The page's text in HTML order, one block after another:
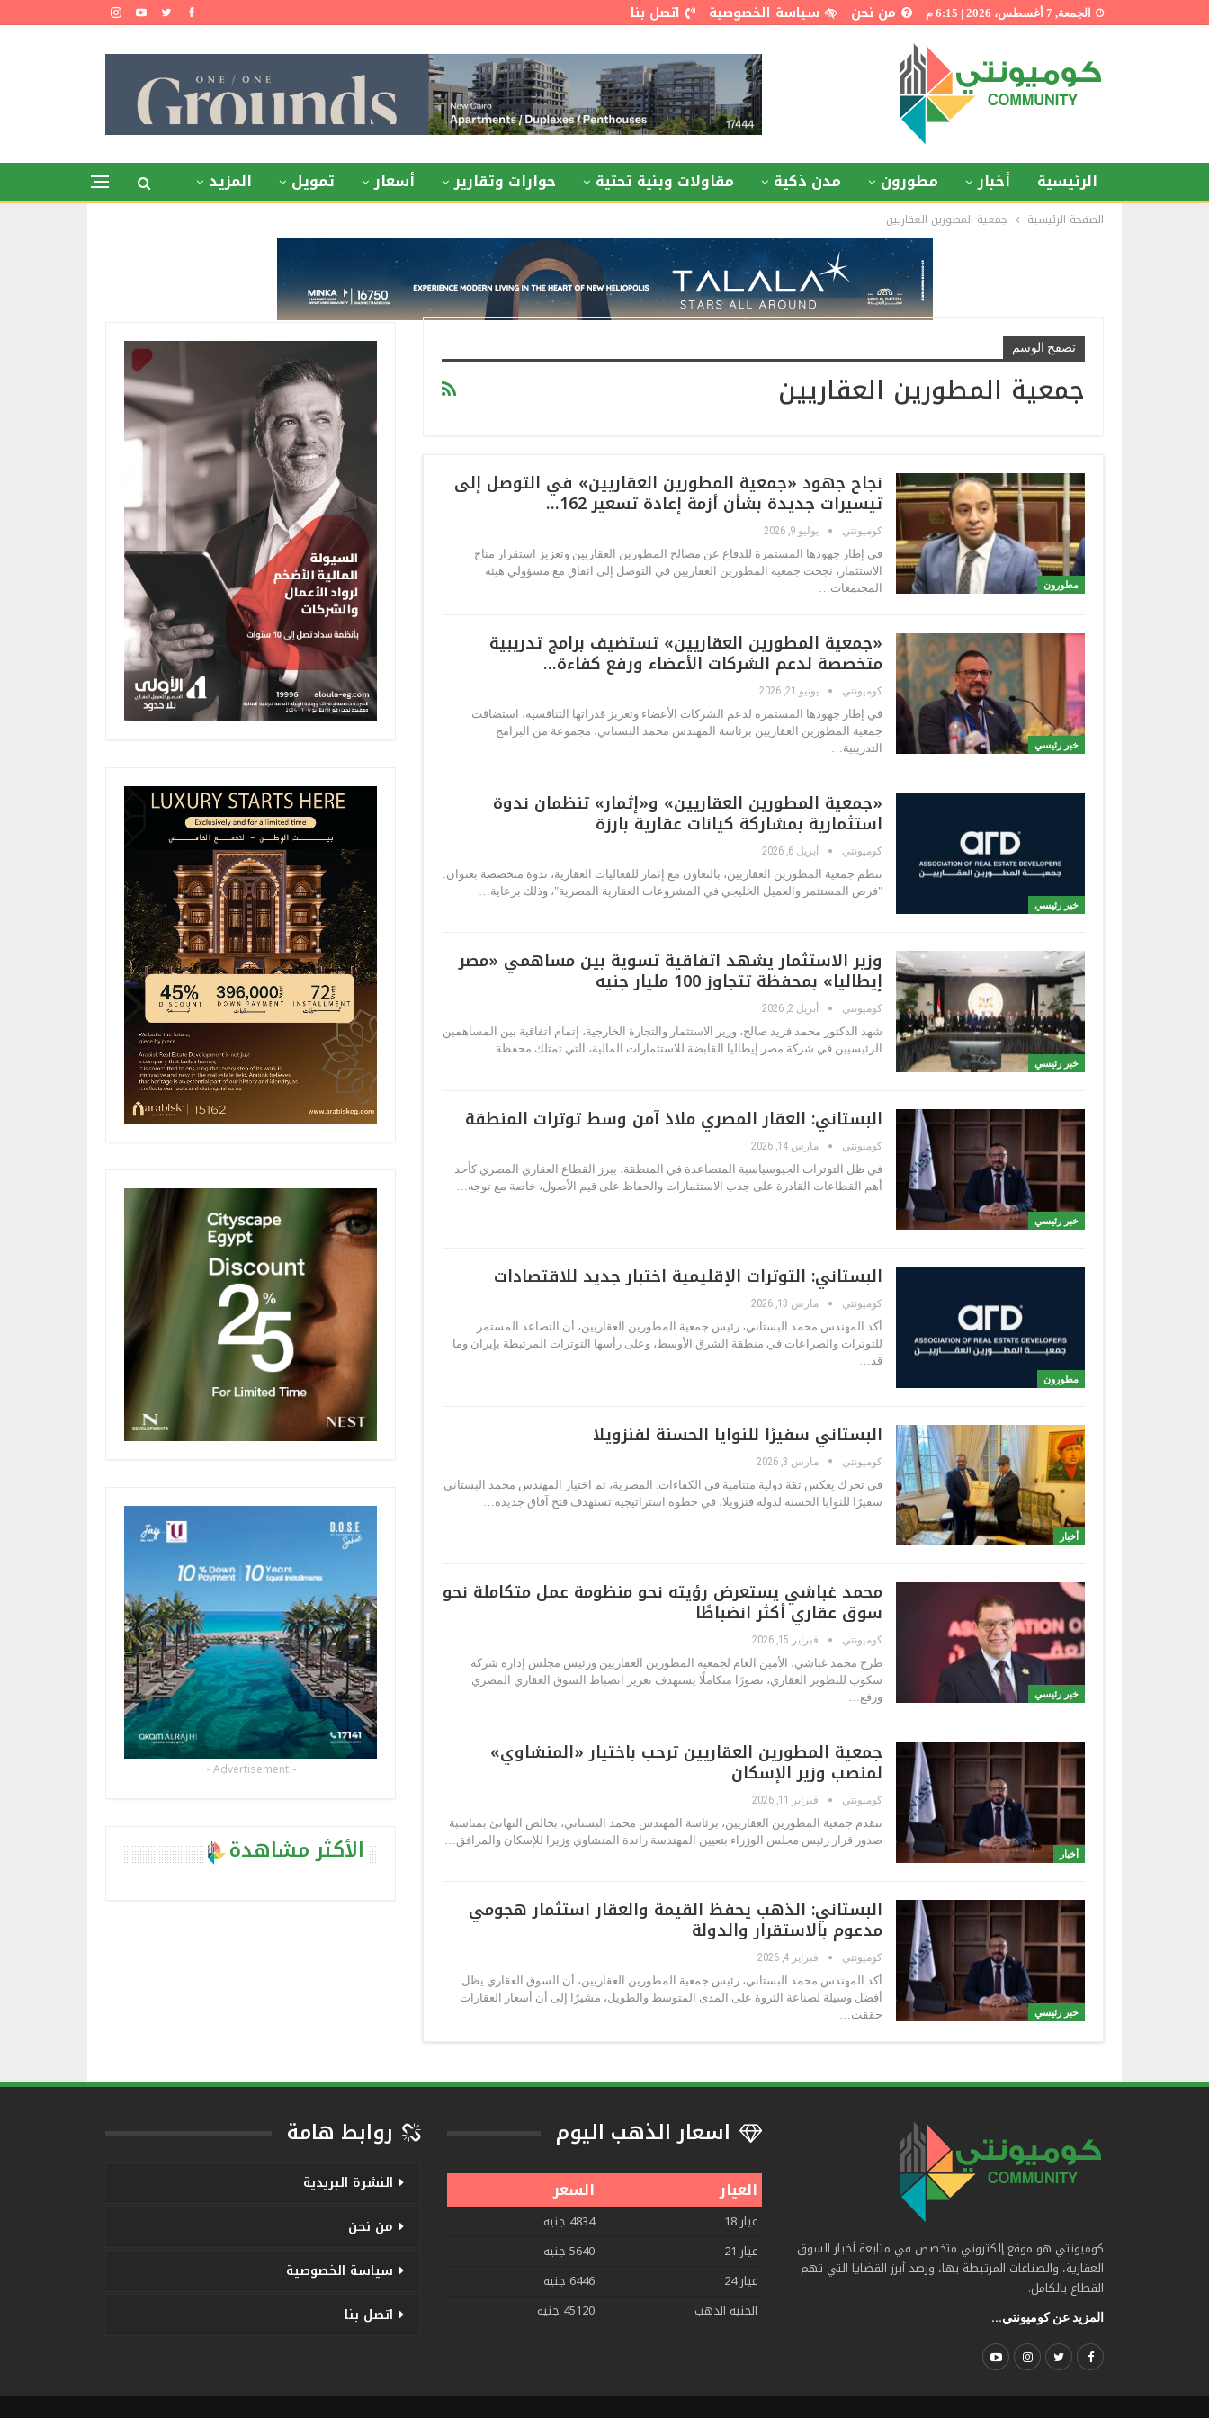
الجمعة, 7 أغسطس، 2026 | 6:15 م من نحن سياسة الخصوصية اتصل بنا
الرئيسية أخبار مطورون مدن ذكية مقاولات وبنية تحتية حوارات وتقارير أسعار تمويل المزيد
الصفحة الرئيسية جمعية المطورين العقاريين
تصفح الوسم
جمعية المطورين العقاريين
مطورون
نجاح جهود «جمعية المطورين العقاريين» في التوصل إلى
تيسيرات جديدة بشأن أزمة إعادة تسعير 162…
كوميونتي يوليو 9, 2026
في إطار جهودها المستمرة للدفاع عن مصالح المطورين العقاريين وتعزيز استقرار مناخ
الاستثمار، نجحت جمعية المطورين العقاريين في التوصل إلى اتفاق مع مسؤولي هيئة
المجتمعات…
خبر رئيسي
«جمعية المطورين العقاريين» تستضيف برامج تدريبية
متخصصة لدعم الشركات الأعضاء ورفع كفاءة…
كوميونتي يونيو 21, 2026
في إطار جهودها المستمرة لدعم الشركات الأعضاء وتعزيز قدراتها التنافسية، استضافت
جمعية المطورين العقاريين برئاسة المهندس محمد البستاني، مجموعة من البرامج
التدريبية…
خبر رئيسي
«جمعية المطورين العقاريين» و«إثمار» تنظمان ندوة
استثمارية بمشاركة كيانات عقارية بارزة
كوميونتي أبريل 6, 2026
تنظم جمعية المطورين العقاريين، بالتعاون مع إثمار للفعاليات العقارية، ندوة متخصصة بعنوان:
"فرص المستثمر والعميل الخليجي في المشروعات العقارية المصرية"، وذلك برعاية…
خبر رئيسي
وزير الاستثمار يشهد اتفاقية تسوية بين مساهمي «مصر
إيطاليا» بمحفظة تتجاوز 100 مليار جنيه
كوميونتي أبريل 2, 2026
شهد الدكتور محمد فريد صالح، وزير الاستثمار والتجارة الخارجية، إتمام اتفاقية بين المساهمين
الرئيسيين في شركة مصر إيطاليا القابضة للاستثمارات المالية، التي تمتلك محفظة…
خبر رئيسي
البستاني: العقار المصري ملاذ آمن وسط توترات المنطقة
كوميونتي مارس 14, 2026
في ظل التوترات الجيوسياسية المتصاعدة في المنطقة، يبرز القطاع العقاري المصري كأحد
أهم القطاعات القادرة على جذب الاستثمارات والحفاظ على قيم الأصول، خاصة مع توجه…
مطورون
البستاني: التوترات الإقليمية اختبار جديد للاقتصادات
كوميونتي مارس 13, 2026
أكد المهندس محمد البستاني، رئيس جمعية المطورين العقاريين، أن التصاعد المستمر
للتوترات والصراعات في منطقة الشرق الأوسط، وعلى رأسها التوترات المرتبطة بإيران وما
قد…
أخبار
البستاني سفيرًا للنوايا الحسنة لفنزويلا
كوميونتي مارس 3, 2026
في تحرك يعكس ثقة دولية متنامية في الكفاءات. المصرية، تم اختيار المهندس محمد البستاني
سفيرًا للنوايا الحسنة لدولة فنزويلا، في خطوة استراتيجية تستهدف فتح آفاق جديدة…
خبر رئيسي
محمد غباشي يستعرض رؤيته نحو منظومة عمل متكاملة نحو
سوق عقاري أكثر انضباطًا
كوميونتي فبراير 15, 2026
طرح محمد غباشي، الأمين العام لجمعية المطورين العقاريين ورئيس مجلس إدارة شركة
سكوب للتطوير العقاري، تصورًا متكاملًا يستهدف تعزيز انضباط السوق العقاري المصري
ورفع…
أخبار
جمعية المطورين العقاريين ترحب باختيار «المنشاوي»
لمنصب وزير الإسكان
كوميونتي فبراير 11, 2026
تتقدم جمعية المطورين العقاريين، برئاسة المهندس محمد البستاني، بخالص التهانئ بمناسبة
صدور قرار رئيس مجلس الوزراء بتعيين المهندسة راندة المنشاوي وزيرا للإسكان والمرافق…
خبر رئيسي
البستاني: الذهب يحفظ القيمة والعقار استثمار هجومي
مدعوم بالاستقرار والدولة
كوميونتي فبراير 4, 2026
أكد المهندس محمد البستاني، رئيس جمعية المطورين العقاريين، أن السوق العقاري يظل
أفضل وسيلة لصناعة الثروة على المدى المتوسط والطويل، مشيرًا إلى أن أسعار العقارات
حققت…
- Advertisement -
الأكثر مشاهدة
كوميونتي هو موقع إلكتروني متخصص في متابعة أخبار السوق
العقارية، والصناعات المرتبطة بها، ورصد أبرز القضايا التي تهم
القطاع بالكامل.
المزيد عن كوميونتي...
اسعار الذهب اليوم
العيار السعر
عيار 18
4834 جنيه
عيار 21
5640 جنيه
عيار 24
6446 جنيه
الجنيه الذهب
45120 جنيه
روابط هامة
النشرة البريدية
من نحن
سياسة الخصوصية
اتصل بنا